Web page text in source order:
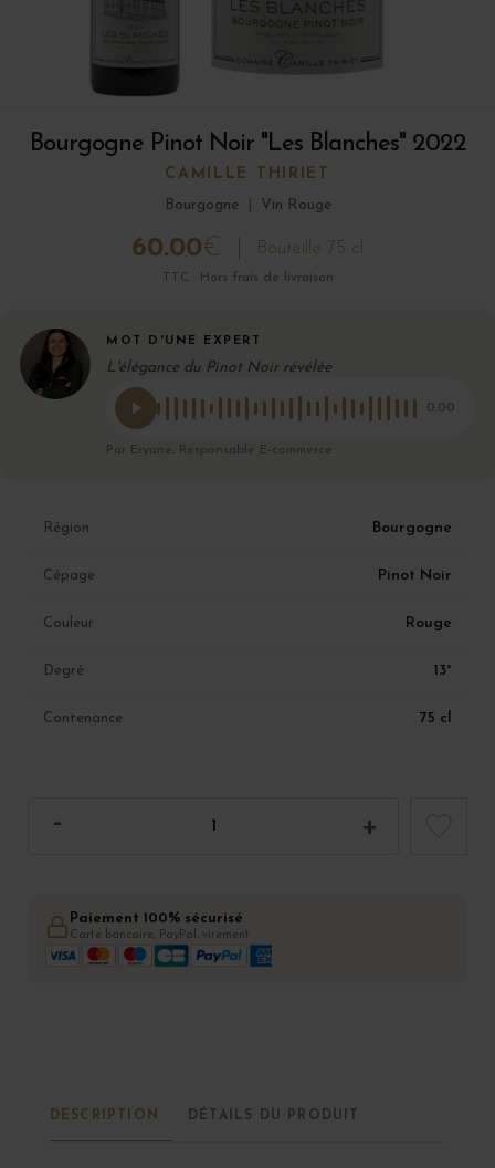
Bourgogne Pinot Noir "Les Blanches" 2022
CAMILLE THIRIET
Bourgogne
Vin Rouge
60.00€ Bouteille 75 cl
TTC · Hors frais de livraison
MOT D'UNE EXPERT
L'élégance du Pinot Noir révélée
0:00
Par Eryane, Responsable E-commerce
Région Bourgogne
Cépage Pinot Noir
Couleur Rouge
Degré 13°
Contenance 75 cl
Paiement 100% sécurisé
Carte bancaire, PayPal, virement
DESCRIPTION DÉTAILS DU PRODUIT